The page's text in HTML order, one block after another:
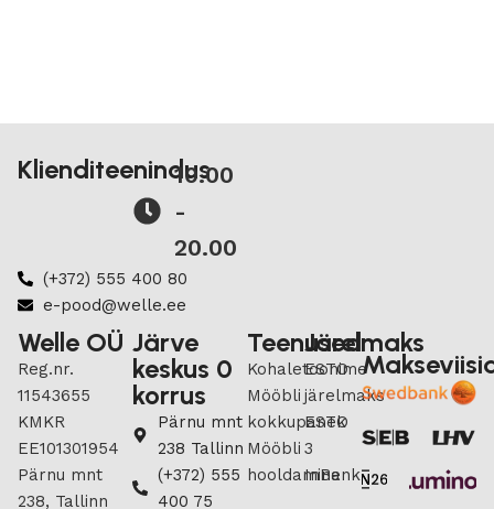
Klienditeenindus
10.00
-
20.00
(+372) 555 400 80
e-pood@welle.ee
Welle OÜ
Reg.nr.
11543655
KMKR
EE101301954
Pärnu mnt
238, Tallinn
Järve
keskus 0
korrus
Pärnu mnt
238 Tallinn
(+372) 555
400 75
Teenused
Kohaletoonime
Mööbli
kokkupanek
Mööbli
hooldamine
Järelmaks
ESTO
järelmaks
ESTO
3
InBank